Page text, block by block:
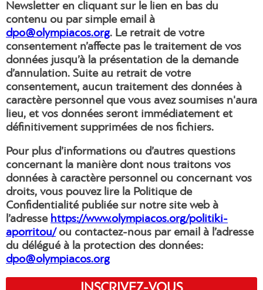
Newsletter en cliquant sur le lien en bas du
contenu ou par simple email à
dpo@olympiacos.org. Le retrait de votre
consentement n’affecte pas le traitement de vos
données jusqu’à la présentation de la demande
d’annulation. Suite au retrait de votre
consentement, aucun traitement des données à
caractère personnel que vous avez soumises n'aura
lieu, et vos données seront immédiatement et
définitivement supprimées de nos fichiers.
Pour plus d’informations ou d’autres questions
concernant la manière dont nous traitons vos
données à caractère personnel ou concernant vos
droits, vous pouvez lire la Politique de
Confidentialité publiée sur notre site web à
l’adresse https://www.olympiacos.org/politiki-
aporritou/ou contactez-nous par email à l’adresse
du délégué à la protection des données:
dpo@olympiacos.org